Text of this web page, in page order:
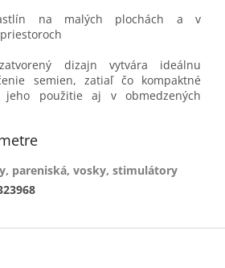
na malých plochách a v
dizajn vytvára ideálnu
semien, zatiaľ čo kompaktné
jeho použitie aj v obmedzených
pareniská, vosky, stimulátory